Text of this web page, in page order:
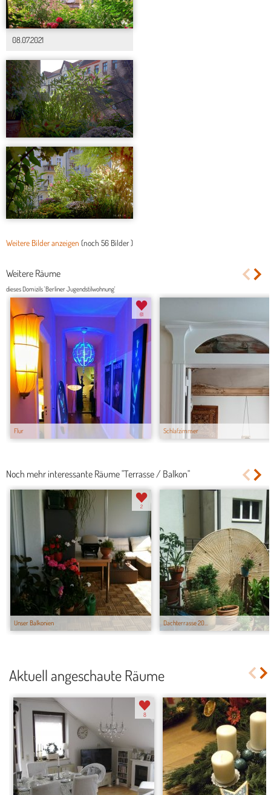
08.07.2021
Weitere Bilder anzeigen (noch 56 Bilder)
Weitere Räume
dieses Domizils 'Berliner Jugendstilwohnung'
Flur
61
Schlafzimmer
Noch mehr interessante Räume "Terrasse / Balkon"
Unser Balkonien
2
Dachterrasse 20...
Aktuell angeschaute Räume
8